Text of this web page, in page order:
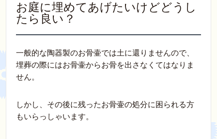
お庭に埋めてあげたいけどどうし
たら良い？
一般的な陶器製のお骨壷では土に還りませんので、
埋葬の際にはお骨壷からお骨を出さなくてはなりま
せん。
しかし、その後に残ったお骨壷の処分に困られる方
もいらっしゃいます。